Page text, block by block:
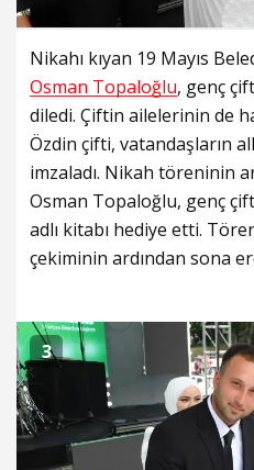
Nikahı kıyan 19 Mayıs
Osman Topaloğlu, genç
diledi. Çiftin ailelerinin de
Özdin çifti, vatandaşların
imzaladı. Nikah töreninin
Osman Topaloğlu, genç
adlı kitabı hediye etti.
çekiminin ardından sona
3